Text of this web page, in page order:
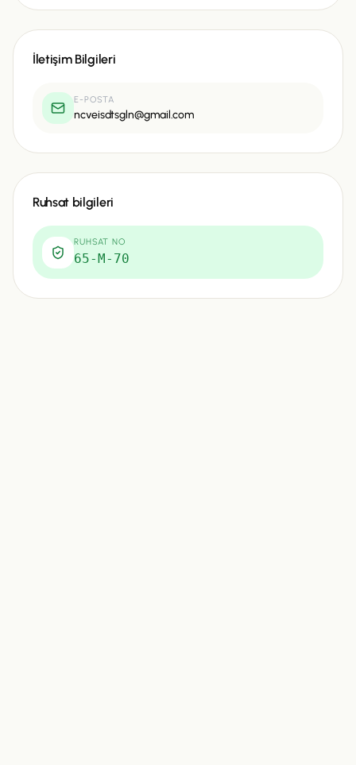
İletişim Bilgileri
E-POSTA
ncveisdtsgln@gmail.com
Ruhsat bilgileri
RUHSAT NO
65-M-70